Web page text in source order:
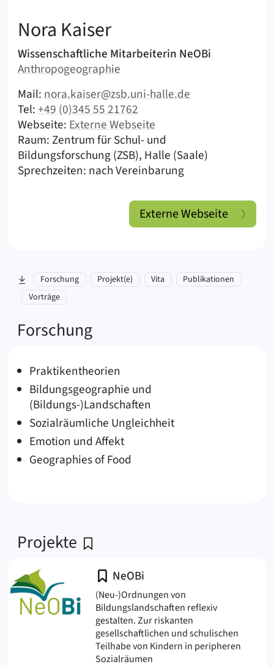
Nora Kaiser
Aufgabengebiete & Verantwortlichkeiten
Wissenschaftliche Mitarbeiterin NeOBi
Abteilung:
Anthropogeographie
Kontaktmöglichkeiten (Kaiser, Nora)
Mail:nora.kaiser@zsb.uni-halle.de
Tel:+49 (0)345 55 21762
Webseite:Externe Webseite
|Raum: Zentrum für Schul- und
Bildungsforschung (ZSB), Halle (Saale)
Sprechzeiten: nach Vereinbarung
Externe Webseite
zu Abschnitt springen:
Forschung Projekt(e) Vita
Publikationen
Vorträge
Forschung
Praktikentheorien
Bildungsgeographie und
(Bildungs-)Landschaften
Sozialräumliche Ungleichheit
Emotion und Affekt
Geographies of Food
Projekte
NeOBi
(Neu-)Ordnungen von
Bildungslandschaften reflexiv
gestalten. Zur riskanten
gesellschaftlichen und schulischen
Teilhabe von Kindern in peripheren
Sozialräumen(NeOBi